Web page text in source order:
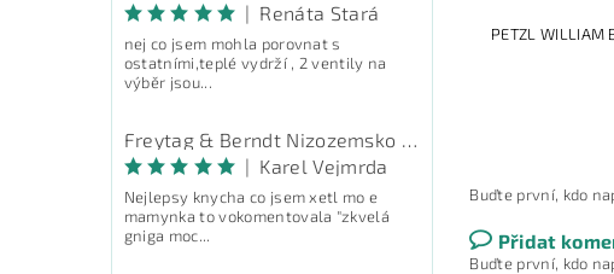
| Renáta Stará
nej co jsem mohla porovnat s
ostatními,teplé vydrží , 2 ventily na
výběr jsou...
| Karel Vejmrda
Nejlepsy knycha co jsem xetl mo e
mamynka to vokomentovala "zkvelá
gniga moc...
PETZL WILLIAM
Buďte první, kdo
Přidat
Buďte první, kdo